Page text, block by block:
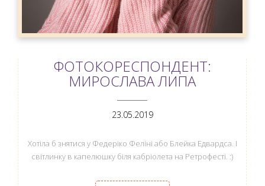
ФОТОКОРЕСПОНДЕНТ:
МИРОСЛАВА ЛИПА
23.05.2019
Хотіла б знятися у Федеріко Феліні або Блейка Едвардса. І
світлинку в капелюшку біля кабріолета на Ретрофесті. :)